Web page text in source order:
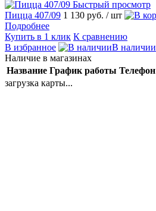
Быстрый просмотр
Пицца 407/09 1 130 руб. / шт
Подробнее
Купить в 1 клик К сравнению
В избранное
В наличии
Наличие в магазинах
Название График работы Телефон
загрузка карты...